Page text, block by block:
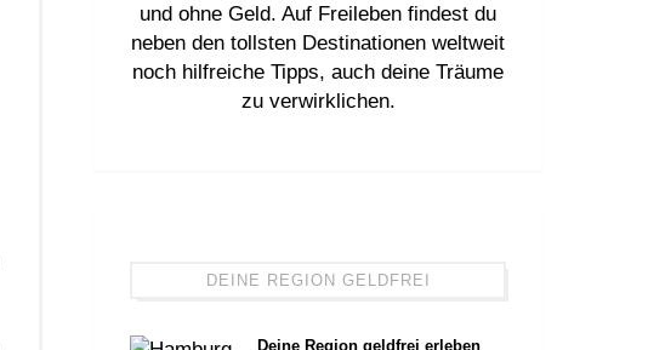
und ohne Geld. Auf Freileben findest du
neben den tollsten Destinationen weltweit
noch hilfreiche Tipps, auch deine Träume
zu verwirklichen.
DEINE REGION GELDFREI
Deine Region geldfrei erleben